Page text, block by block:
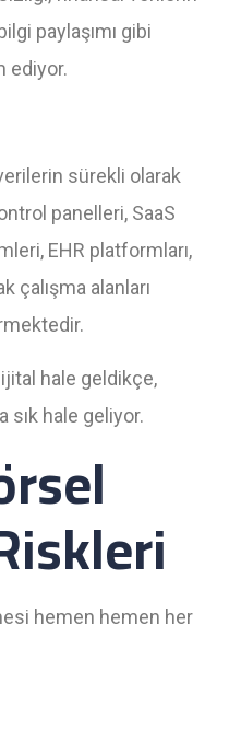
paylaşımı gibi
ediyor.
sürekli olarak
panelleri, SaaS
EHR platformları,
çalışma alanları
hale geldikçe,
sık hale geliyor.
hemen hemen her